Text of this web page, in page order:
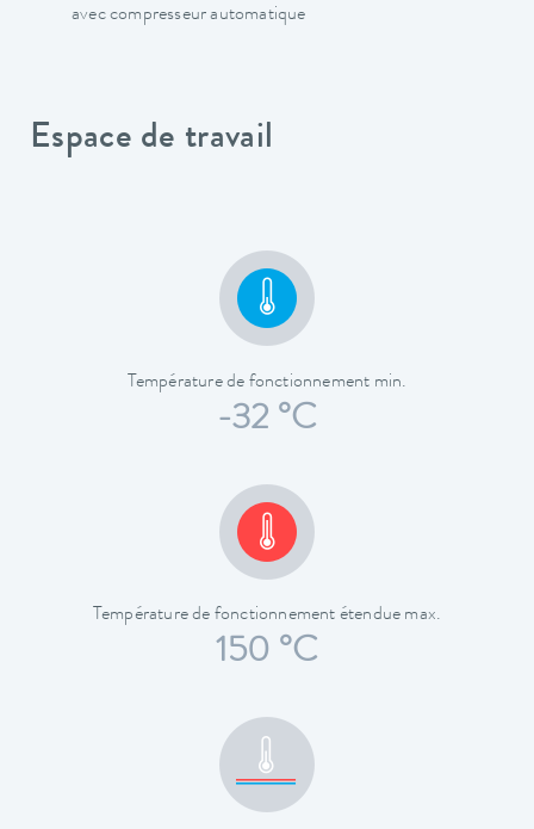
avec compresseur automatique
Espace de travail
Température de fonctionnement min.
-32 °C
Température de fonctionnement étendue max.
150 °C